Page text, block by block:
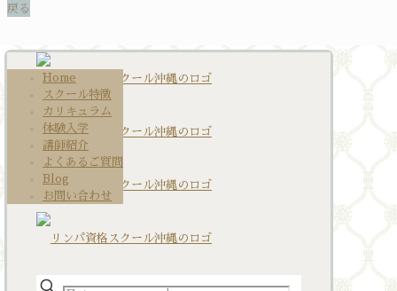
Home
スクール特徴
カリキュラム
体験入学
講師紹介
よくあるご質問
Blog
お問い合わせ